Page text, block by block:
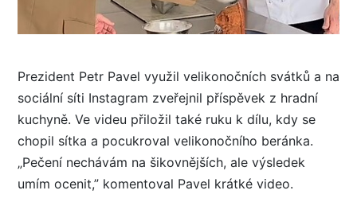
Prezident Petr Pavel využil velikonočních svátků a na
sociální síti Instagram zveřejnil příspěvek z hradní
kuchyně. Ve videu přiložil také ruku k dílu, kdy se
chopil sítka a pocukroval velikonočního beránka.
„Pečení nechávám na šikovnějších, ale výsledek
umím ocenit,” komentoval Pavel krátké video.